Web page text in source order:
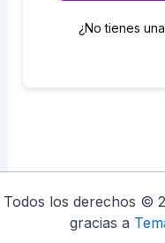
¿No tienes
Todos los derechos ©
gracias a